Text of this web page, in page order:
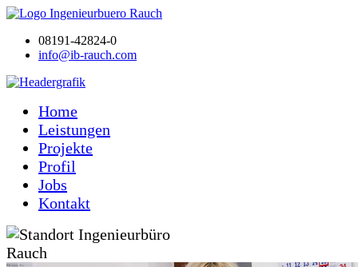
08191-42824-0
info@ib-rauch.com
Home
Leistungen
Projekte
Profil
Jobs
Kontakt